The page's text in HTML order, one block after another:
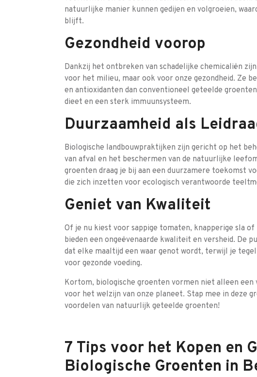
natuurlijke manier kunnen gedijen en volgroeien,
blijft.
Gezondheid voorop
Dankzij het ontbreken van schadelijke chemicaliën
voor het milieu, maar ook voor onze gezondheid. Ze
en antioxidanten dan conventioneel geteelde
dieet en een sterk immuunsysteem.
Duurzaamheid als
Biologische landbouwpraktijken zijn gericht op het
van afval en het beschermen van de natuurlijke
groenten draag je bij aan een duurzamere toekomst
die zich inzetten voor ecologisch verantwoorde
Geniet van Kwaliteit
Of je nu kiest voor sappige tomaten, knapperige sla
bieden een ongeëvenaarde kwaliteit en versheid. De
dat elke maaltijd een waar genot wordt, terwijl je
voor gezonde voeding.
Kortom, biologische groenten vormen niet alleen
voor het welzijn van onze planeet. Stap mee in deze
voordelen van natuurlijk geteelde groenten!
7 Tips voor het Kopen en
Biologische Groenten in